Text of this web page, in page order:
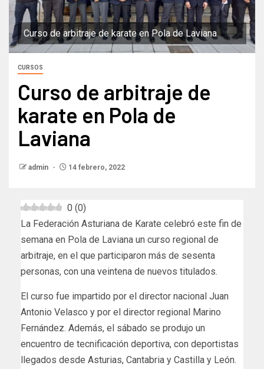
Curso de arbitraje de karate en Pola de Laviana
CURSOS
Curso de arbitraje de
karate en Pola de
Laviana
admin 14 febrero, 2022
0 (0)
La Federación Asturiana de Karate celebró este fin de
semana en Pola de Laviana un curso regional de
arbitraje, en el que participaron más de sesenta
personas, con una veintena de nuevos titulados.
El curso fue impartido por el director nacional Juan
Antonio Velasco y por el director regional Marino
Fernández. Además, el sábado se produjo un
encuentro de tecnificación deportiva, con deportistas
llegados desde Asturias, Cantabria y Castilla y León.